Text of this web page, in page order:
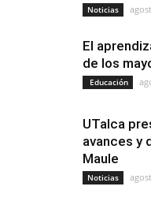
Noticias
El
de los
Educación
UTalca
avances y
Maule
Noticias